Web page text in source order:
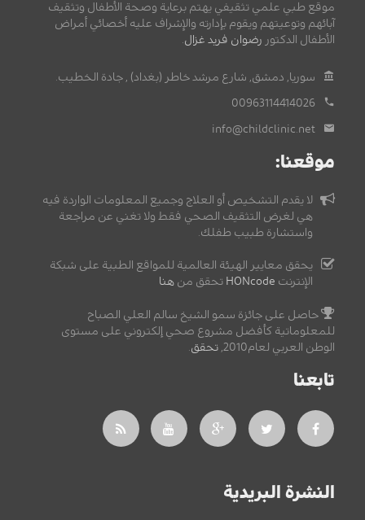
موقع طبي علمي تثقيفي يهتم برعاية وصحة الأطفال وتثقيف
آبائهم وتوعيتهم ويقوم بإدارته والإشراف عليه أخصائي أمراض
الأطفال الدكتور رضوان فريد غزال
سوريا, دمشق, شارع مرشد خاطر (بغداد) , جادة الخطيب.
00963114414026
info@childclinic.net
موقعنا:
لا يقدم التشخيص أو العلاج وجميع المعلومات الواردة فيه
هي لغرض التثقيف الصحي فقط ولا تغني عن مراجعة
واستشارة طبيب طفلك.
يحقق معايير الهيئة العالمية للمواقع الطبية على شبكة
الإنترنت HONcode تحقق من هنا
حاصل على جائزة سمو الشيخ سالم العلي الصباح
للمعلوماتية كأفضل مشروع صحي إلكتروني على مستوى
الوطن العربي لعام2010,
تحقق
تابعنا
النشرة البريدية